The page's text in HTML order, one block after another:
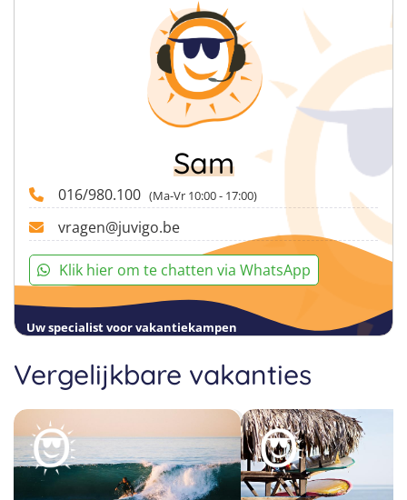
Sam
016/980.100 (Ma-Vr 10:00 - 17:00)
vragen@juvigo.be
Klik hier om te chatten via WhatsApp
Uw specialist voor vakantiekampen
Vergelijkbare vakanties